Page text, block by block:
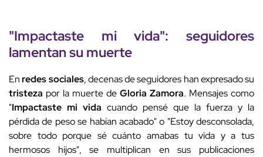
"Impactaste mi vida": seguidores
lamentan su muerte
Enredes sociales, decenas de seguidores han expresado su
tristeza por la muerte de Gloria Zamora. Mensajes como
"Impactaste mi vida cuando pensé que la fuerza y la
pérdida de peso se habían acabado" o "Estoy desconsolada,
sobre todo porque sé cuánto amabas tu vida y a tus
hermosos hijos", se multiplican en sus publicaciones